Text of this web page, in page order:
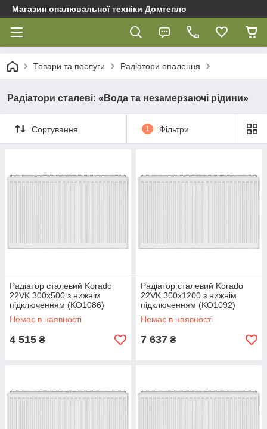
Магазин опалювальної техніки Домтепло
Товари та послуги Радіатори опалення
Радіатори сталеві: «Вода та незамерзаючі рідини»
Сортування 1 Фільтри
Радіатор сталевий Korado
22VK 300x500 з нижнім
підключенням (KO1086)
Немає в наявності
4 515 ₴
Радіатор сталевий Korado
22VK 300x1200 з нижнім
підключенням (KO1092)
Немає в наявності
7 637 ₴